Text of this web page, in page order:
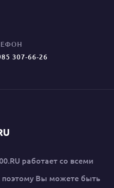
307-66-26
работает со всеми
поэтому Вы можете быть